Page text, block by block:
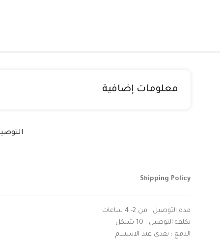
معلومات إضافية
Shipping Policy
مدة التوصيل : من 2- 4 ساعات
تكلفة التوصيل : 10 شيكل
الدفع : نقدي عند الاستلام